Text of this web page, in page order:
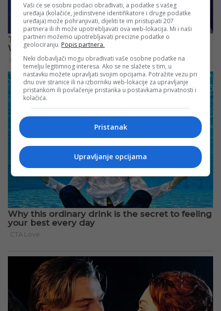
Vaši će se osobni podaci obrađivati, a podatke s vašeg
uređaja (kolačiće, jedinstvene identifikatore i druge podatke
uređaja) može pohranjivati, dijeliti te im pristupati 207
partnera ili ih može upotrebljavati ova web-lokacija. Mi i naši
partneri možemo upotrebljavati precizne podatke o
geolociranju. Popis partnera.
Neki dobavljači mogu obrađivati vaše osobne podatke na
temelju legitimnog interesa. Ako se ne slažete s tim, u
nastavku možete upravljati svojim opcijama. Potražite vezu pri
dnu ove stranice ili na izborniku web-lokacije za upravljanje
pristankom ili povlačenje pristanka u postavkama privatnosti i
kolačića.
Pristanak
Upravljanje opcijama